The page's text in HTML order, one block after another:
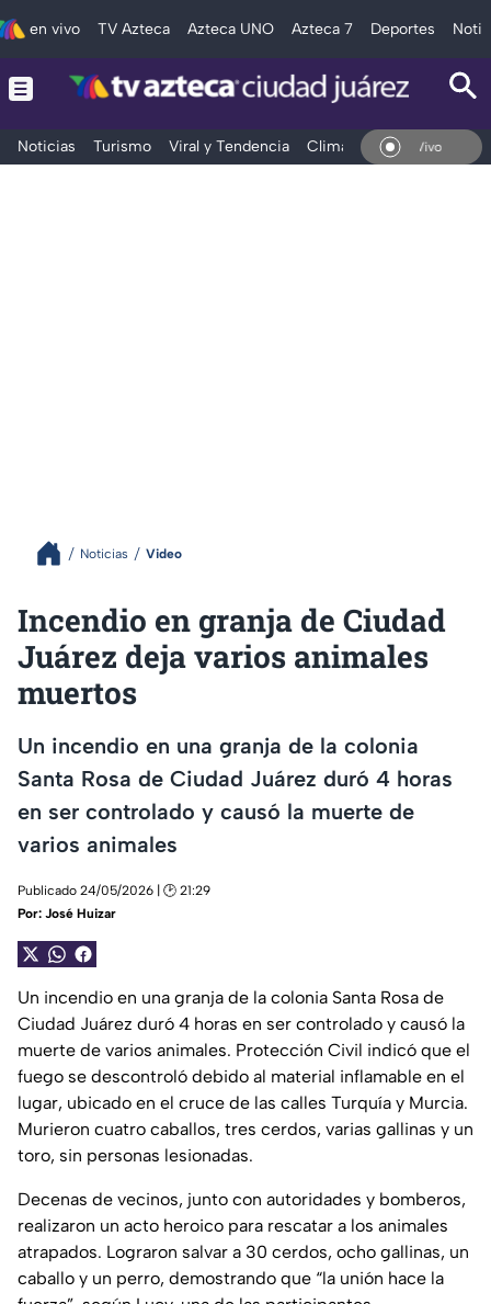
en vivo TV Azteca Azteca UNO Azteca 7 Deportes
Noticias Turismo Viral y Tendencia Clima Deportes
En Vivo
Noticias Video
Incendio en granja de Ciudad
Juárez deja varios animales
muertos
Un incendio en una granja de la colonia
Santa Rosa de Ciudad Juárez duró 4 horas
en ser controlado y causó la muerte de
varios animales
Publicado 24/05/2026 | 🕑 21:29
Por: José Huizar
Un incendio en una granja de la colonia Santa Rosa de
Ciudad Juárez duró 4 horas en ser controlado y causó la
muerte de varios animales. Protección Civil indicó que el
fuego se descontroló debido al material inflamable en el
lugar, ubicado en el cruce de las calles Turquía y Murcia.
Murieron cuatro caballos, tres cerdos, varias gallinas y un
toro, sin personas lesionadas.
Decenas de vecinos, junto con autoridades y bomberos,
realizaron un acto heroico para rescatar a los animales
atrapados. Lograron salvar a 30 cerdos, ocho gallinas, un
caballo y un perro, demostrando que “la unión hace la